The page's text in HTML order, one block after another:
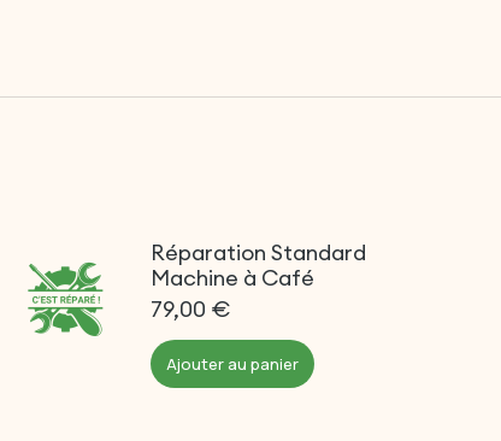
Réparation Standard
Machine à Café
79,00 €
Ajouter au panier